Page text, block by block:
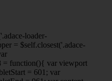
loader-
= $self.closest('.adace-
= function(){ var viewport
= 601; var